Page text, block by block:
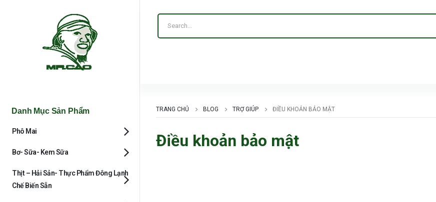
TRANG CHỦ BLOG TRỢ GIÚP ĐIỀU KHOẢN BẢO MẬT
Điều khoản bảo mật
Danh Mục Sản Phẩm
Phô Mai
Bơ- Sữa- Kem Sữa
Thịt – Hải Sản- Thực Phẩm Đông Lạnh
Chế Biến Sẵn